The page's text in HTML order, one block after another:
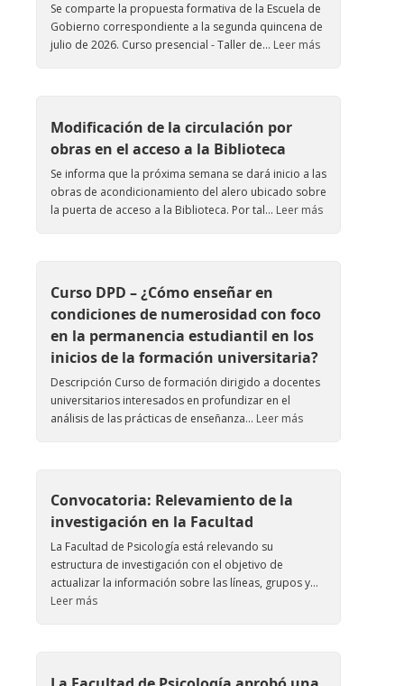
Se comparte la propuesta formativa de la Escuela de
Gobierno correspondiente a la segunda quincena de
julio de 2026. Curso presencial - Taller de... Leer más
Modificación de la circulación por
obras en el acceso a la Biblioteca
Se informa que la próxima semana se dará inicio a las
obras de acondicionamiento del alero ubicado sobre
la puerta de acceso a la Biblioteca. Por tal... Leer más
Curso DPD – ¿Cómo enseñar en
condiciones de numerosidad con foco
en la permanencia estudiantil en los
inicios de la formación universitaria?
Descripción Curso de formación dirigido a docentes
universitarios interesados en profundizar en el
análisis de las prácticas de enseñanza... Leer más
Convocatoria: Relevamiento de la
investigación en la Facultad
La Facultad de Psicología está relevando su
estructura de investigación con el objetivo de
actualizar la información sobre las líneas, grupos y...
Leer más